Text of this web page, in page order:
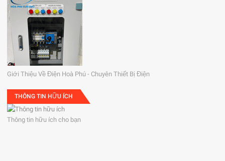
Giới Thiệu Về Điện Hoà Phú - Chuyên Thiết Bị Điện
THÔNG TIN HỮU ÍCH
Thông tin hữu ích cho bạn